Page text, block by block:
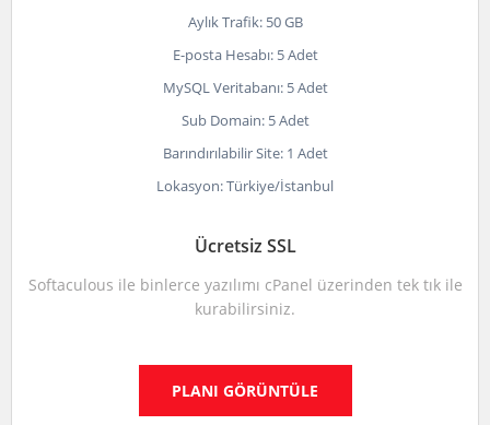
Aylık Trafik: 50 GB
E-posta Hesabı: 5 Adet
MySQL Veritabanı: 5 Adet
Sub Domain: 5 Adet
Barındırılabilir Site: 1 Adet
Lokasyon: Türkiye/İstanbul
Ücretsiz SSL
Softaculous ile binlerce yazılımı cPanel üzerinden tek tık ile
kurabilirsiniz.
PLANI GÖRÜNTÜLE